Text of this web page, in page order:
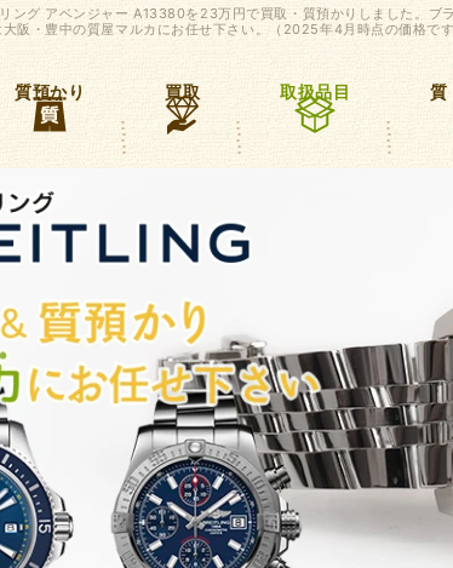
ング アベンジャー A13380を23万円で買取・質預かりしました。ブ
阪・豊中の質屋マルカにお任せ下さい。（2025年4月時点の価格です
質預かり 買取 取扱品目 質